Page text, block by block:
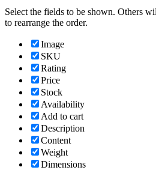
Select the fields to be shown. Others
to rearrange the order.
Image
SKU
Rating
Price
Stock
Availability
Add to cart
Description
Content
Weight
Dimensions